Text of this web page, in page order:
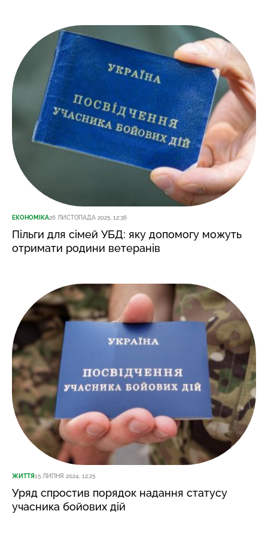
ЕКОНОМІКА26 ЛИСТОПАДА 2025, 12:36
Пільги для сімей УБД: яку допомогу можуть
отримати родини ветеранів
ЖИТТЯ15 ЛИПНЯ 2024, 12:25
Уряд спростив порядок надання статусу
учасника бойових дій